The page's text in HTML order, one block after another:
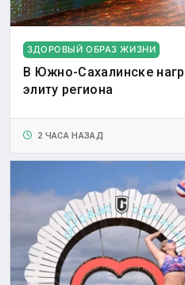
ЗДОРОВЫЙ ОБРАЗ ЖИЗНИ
В Южно-Сахалинске
элиту региона
2 ЧАСА НАЗАД